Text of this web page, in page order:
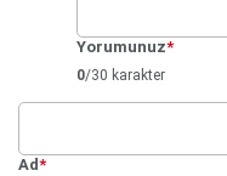
Yorumunuz*
0/30 karakter
Ad*